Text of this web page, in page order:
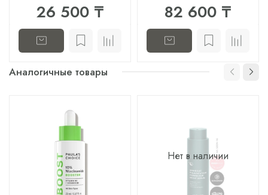
26 500 ₸ 82 600 ₸
Аналогичные товары
Нет в наличии